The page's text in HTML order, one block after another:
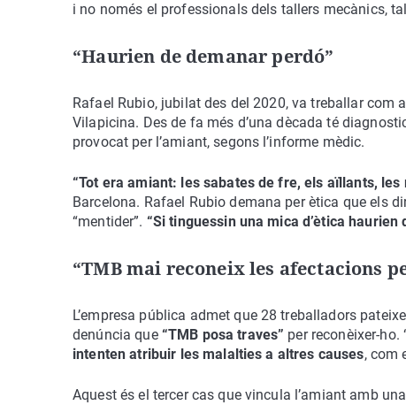
i no només el professionals dels tallers mecànics,
“Haurien de demanar perdó”
Rafael Rubio, jubilat des del 2020, va treballar
Vilapicina. Des de fa més d’una dècada té
provocat per l’amiant, segons l’informe mèdic.
“Tot era amiant: les sabates de fre, els aïllants, les
Barcelona. Rafael Rubio demana per ètica que els
“mentider”. “Si tinguessin una mica d’ètica haurien
“TMB mai reconeix les afectacions
L’empresa pública admet que 28 treballadors
denúncia que “TMB posa traves” per reconèixer-
intenten atribuir les malalties a altres causes, com
Aquest és el tercer cas que vincula l’amiant amb